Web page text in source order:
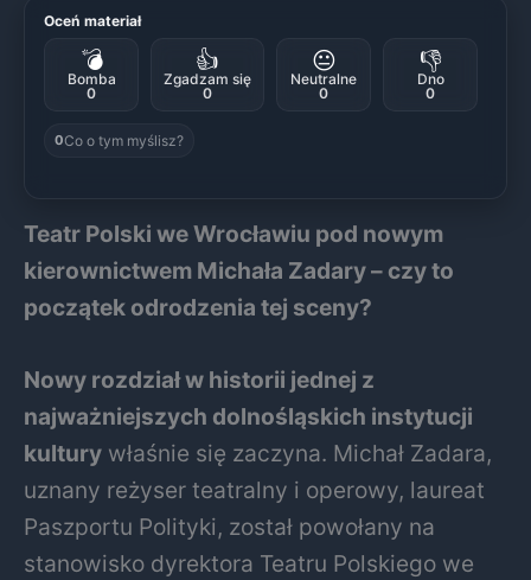
Oceń materiał
💣
Bomba
0
👍
Zgadzam się
0
😐
Neutralne
0
👎
Dno
0
0Co o tym myślisz?
Teatr Polski we Wrocławiu pod nowym
kierownictwem Michała Zadary – czy to
początek odrodzenia tej sceny?
Nowy rozdział w historii jednej z
najważniejszych dolnośląskich instytucji
kultury właśnie się zaczyna. Michał Zadara,
uznany reżyser teatralny i operowy, laureat
Paszportu Polityki, został powołany na
stanowisko dyrektora Teatru Polskiego we